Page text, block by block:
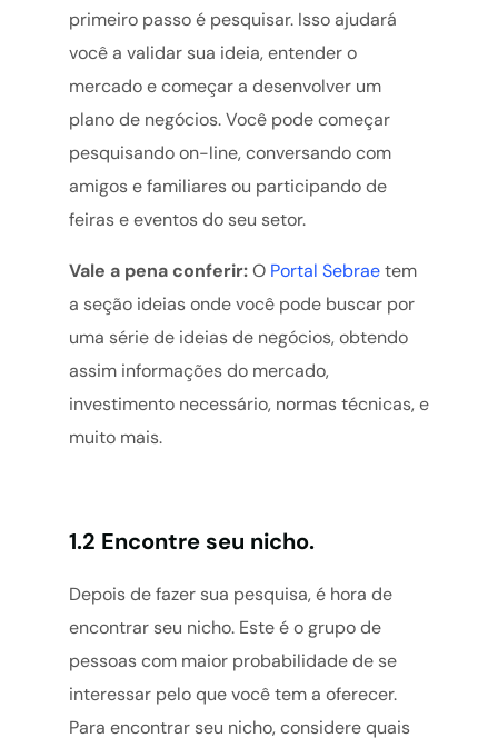
primeiro passo é pesquisar. Isso ajudará
você a validar sua ideia, entender o
mercado e começar a desenvolver um
plano de negócios. Você pode começar
pesquisando on-line, conversando com
amigos e familiares ou participando de
feiras e eventos do seu setor.
Vale a pena conferir:O Portal Sebraetem
a seção ideias onde você pode buscar por
uma série de ideias de negócios, obtendo
assim informações do mercado,
investimento necessário, normas técnicas, e
muito mais.
1.2 Encontre seu nicho.
Depois de fazer sua pesquisa, é hora de
encontrar seu nicho. Este é o grupo de
pessoas com maior probabilidade de se
interessar pelo que você tem a oferecer.
Para encontrar seu nicho, considere quais